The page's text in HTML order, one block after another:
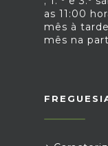
as 11:00
mês à
mês na